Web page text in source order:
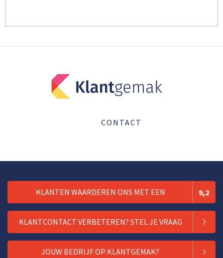
CONTACT
KLANTEN WAARDEREN ONS MET EEN 9,2
KLANTCONTACT VERBETEREN? STEL JE VRAAG
JOUW BEDRIJF OP KLANTGEMAK?